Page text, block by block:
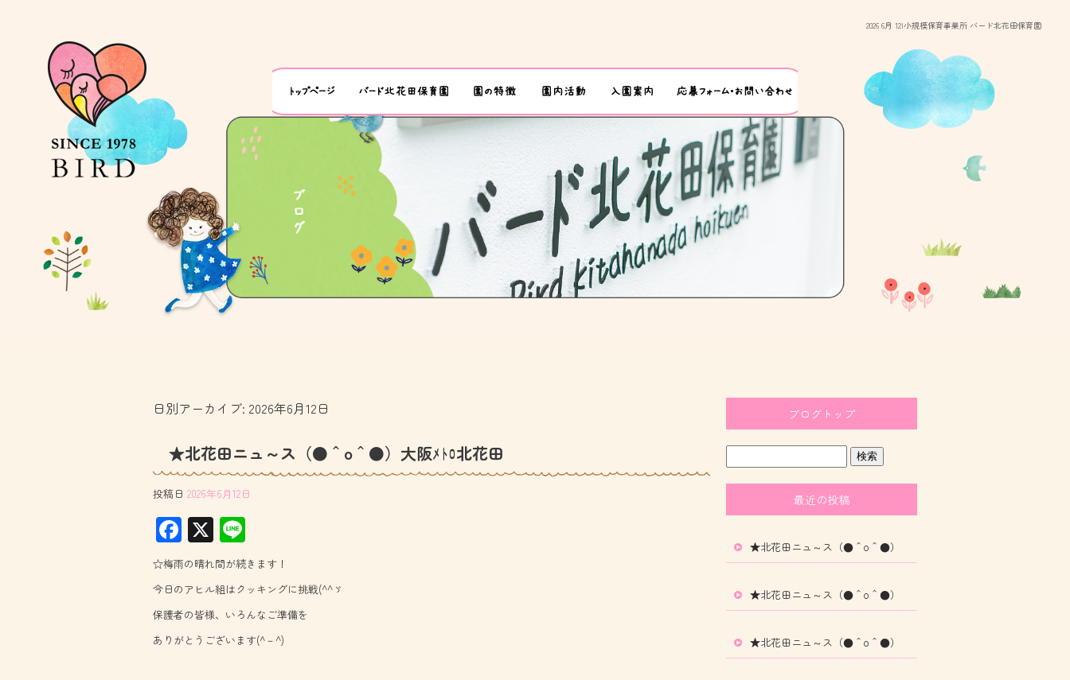
2026 6月 12|小規模保育事業所 バード北花田保育園
日別アーカイブ: 2026年6月12日
★北花田ニュ～ス（●＾o＾●）大阪ﾒﾄﾛ北花田
投稿日 2026年6月12日
F
ac
e
b
o
ok
X
ne
☆梅雨の晴れ間が続きます！
今日のアヒル組はクッキングに挑戦(^^ゞ
保護者の皆様、いろんなご準備を
ありがとうございます(^－^)
ブログトップ
最近の投稿
★北花田ニュ～ス（●＾o＾●）
★北花田ニュ～ス（●＾o＾●）
★北花田ニュ～ス（●＾o＾●）